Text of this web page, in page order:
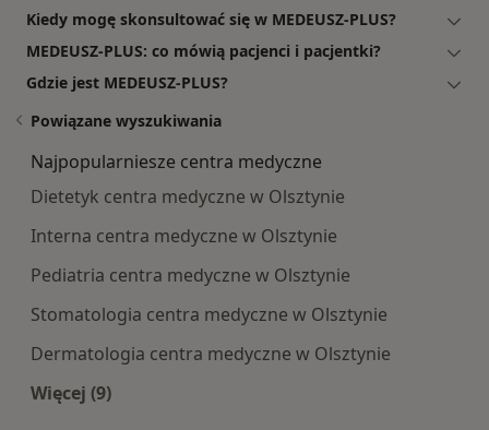
Kiedy mogę skonsultować się w MEDEUSZ-PLUS?
MEDEUSZ-PLUS: co mówią pacjenci i pacjentki?
Gdzie jest MEDEUSZ-PLUS?
Powiązane wyszukiwania
Najpopularniesze centra medyczne
Dietetyk centra medyczne w Olsztynie
Interna centra medyczne w Olsztynie
Pediatria centra medyczne w Olsztynie
Stomatologia centra medyczne w Olsztynie
Dermatologia centra medyczne w Olsztynie
Więcej (9)